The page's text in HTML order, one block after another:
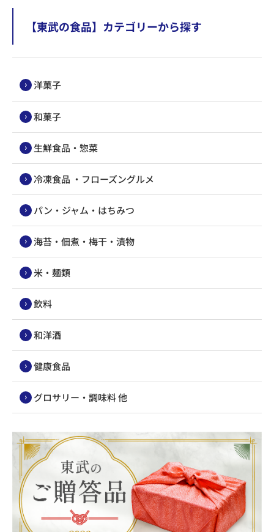
【東武の食品】カテゴリーから探す
洋菓子
和菓子
生鮮食品・惣菜
冷凍食品 ・フローズングルメ
パン・ジャム・はちみつ
海苔・佃煮・梅干・漬物
米・麺類
飲料
和洋酒
健康食品
グロサリー・調味料 他